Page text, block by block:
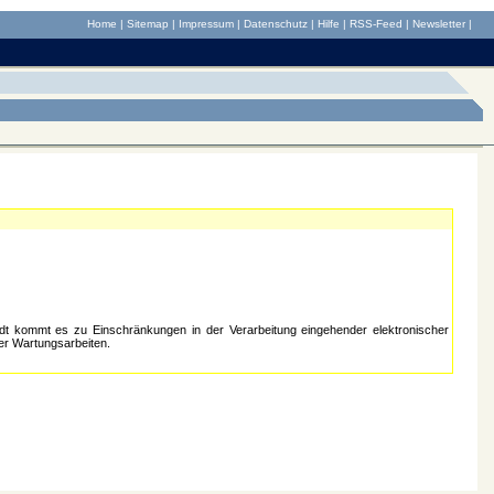
Home | Sitemap | Impressum | Datenschutz | Hilfe | RSS-Feed | Newsletter |
kommt es zu Einschränkungen in der Verarbeitung eingehender elektronischer
Wartungsarbeiten.